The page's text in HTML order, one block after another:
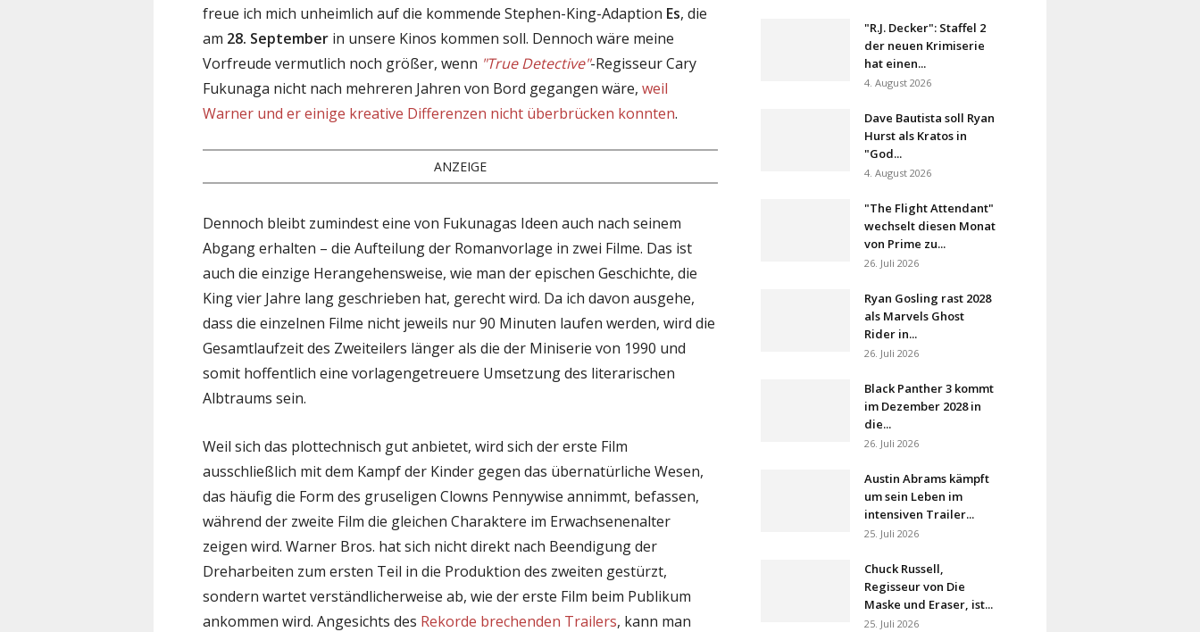
freue ich mich unheimlich auf die kommende Stephen-King-Adaption Es, die
am 28. September in unsere Kinos kommen soll. Dennoch wäre meine
Vorfreude vermutlich noch größer, wenn "True Detective"-Regisseur Cary
Fukunaga nicht nach mehreren Jahren von Bord gegangen wäre, weil
Warner und er einige kreative Differenzen nicht überbrücken konnten.
ANZEIGE
Dennoch bleibt zumindest eine von Fukunagas Ideen auch nach seinem
Abgang erhalten – die Aufteilung der Romanvorlage in zwei Filme. Das ist
auch die einzige Herangehensweise, wie man der epischen Geschichte, die
King vier Jahre lang geschrieben hat, gerecht wird. Da ich davon ausgehe,
dass die einzelnen Filme nicht jeweils nur 90 Minuten laufen werden, wird die
Gesamtlaufzeit des Zweiteilers länger als die der Miniserie von 1990 und
somit hoffentlich eine vorlagengetreuere Umsetzung des literarischen
Albtraums sein.
Weil sich das plottechnisch gut anbietet, wird sich der erste Film
ausschließlich mit dem Kampf der Kinder gegen das übernatürliche Wesen,
das häufig die Form des gruseligen Clowns Pennywise annimmt, befassen,
während der zweite Film die gleichen Charaktere im Erwachsenenalter
zeigen wird. Warner Bros. hat sich nicht direkt nach Beendigung der
Dreharbeiten zum ersten Teil in die Produktion des zweiten gestürzt,
sondern wartet verständlicherweise ab, wie der erste Film beim Publikum
ankommen wird. Angesichts des Rekorde brechenden Trailers, kann man
"R.J. Decker": Staffel 2
der neuen Krimiserie
hat einen...
4. August 2026
Dave Bautista soll Ryan
Hurst als Kratos in
"God...
4. August 2026
"The Flight Attendant"
wechselt diesen Monat
von Prime zu...
26. Juli 2026
Ryan Gosling rast 2028
als Marvels Ghost
Rider in...
26. Juli 2026
Black Panther 3 kommt
im Dezember 2028 in
die...
26. Juli 2026
Austin Abrams kämpft
um sein Leben im
intensiven Trailer...
25. Juli 2026
Chuck Russell,
Regisseur von Die
Maske und Eraser, ist...
25. Juli 2026